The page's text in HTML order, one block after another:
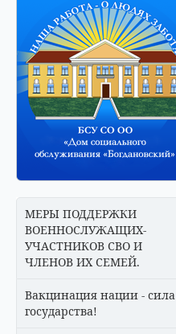
МЕРЫ ПОДДЕРЖКИ
ВОЕННОСЛУЖАЩИХ-
УЧАСТНИКОВ СВО И
ЧЛЕНОВ ИХ СЕМЕЙ.
Вакцинация нации - сила
государства!